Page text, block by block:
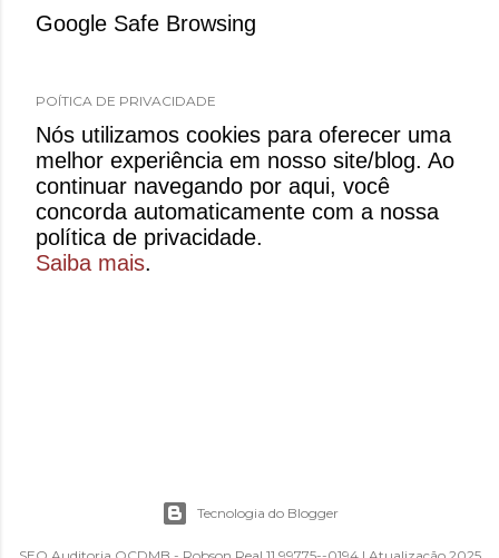
Google Safe Browsing
POÍTICA DE PRIVACIDADE
​​Nós utilizamos cookies para oferecer uma
melhor experiência em nosso site/blog. Ao
continuar navegando por aqui, você
concorda automaticamente com a nossa
política de privacidade.​
Saiba mais.
Tecnologia do Blogger